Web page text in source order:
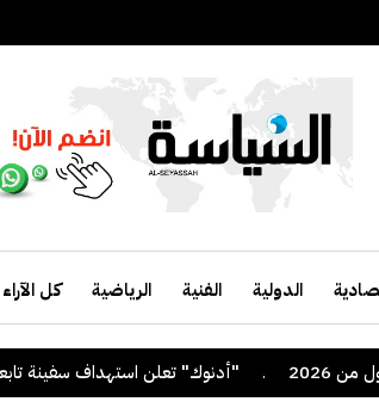
الدولية الفنية الرياضية كل الآراء
. "أدنوك" تعلن استهداف سفينة تابعة